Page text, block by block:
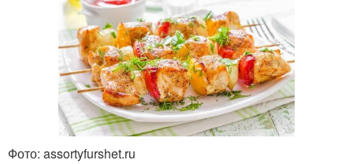
Фото: assortyfurshet.ru